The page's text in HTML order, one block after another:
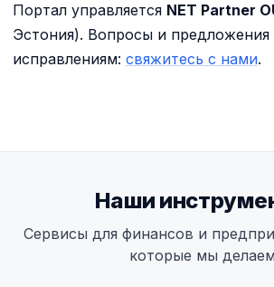
Портал управляется NET Partner
Эстония). Вопросы и предложения
исправлениям: свяжитесь с нами.
Наши
Сервисы для финансов и
которые мы делаем